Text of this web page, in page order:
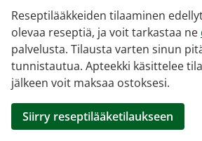
Reseptilääkkeiden tilaaminen
olevaa reseptiä, ja voit tarkastaa ne
palvelusta. Tilausta varten sinun
tunnistautua. Apteekki käsittelee
jälkeen voit maksaa ostoksesi.
Siirry reseptilääketilaukseen